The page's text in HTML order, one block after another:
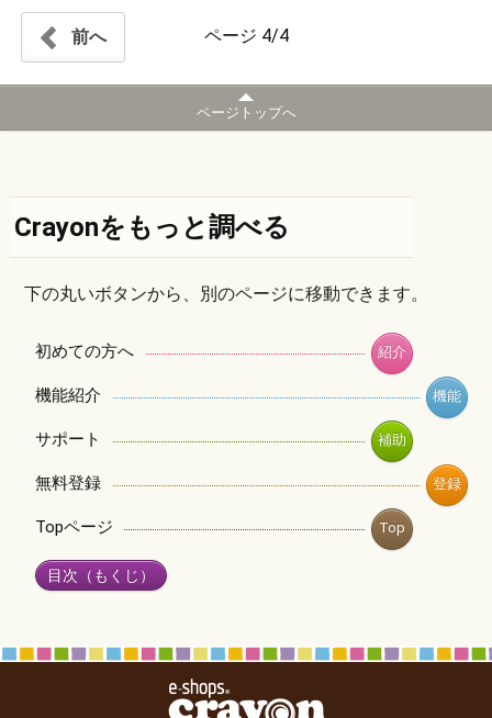
前へ ページ 4/4
ページトップへ
Crayonをもっと調べる
下の丸いボタンから、別のページに移動できます。
初めての方へ 紹介
機能紹介 機能
サポート 補助
無料登録 登録
Topページ Top
目次（もくじ）